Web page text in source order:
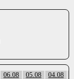
06.08 05.08 04.08